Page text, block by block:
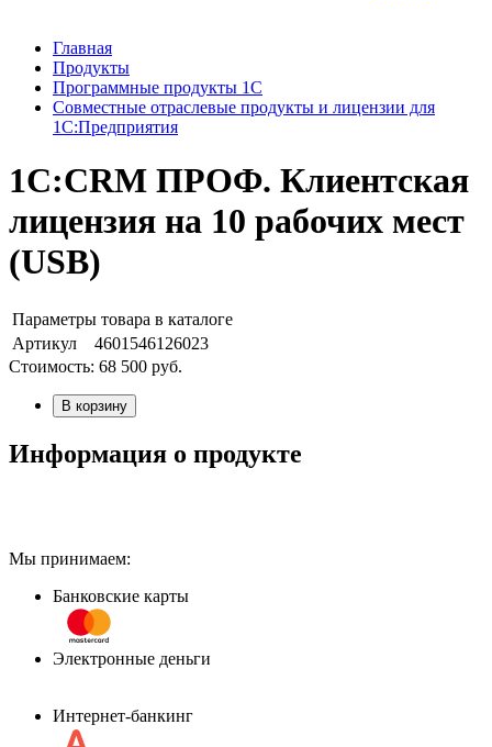
Главная
Продукты
Программные продукты 1С
Совместные отраслевые продукты и лицензии для
1С:Предприятия
1С:CRM ПРОФ. Клиентская
лицензия на 10 рабочих мест
(USB)
Параметры товара в каталоге
Артикул
4601546126023
Стоимость: 68 500 руб.
В корзину
Информация о продукте
Мы принимаем:
Банковские карты
Электронные деньги
Интернет-банкинг